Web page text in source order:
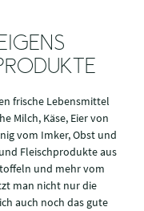
frische Lebensmittel
Milch, Käse, Eier von
vom Imker, Obst und
Fleischprodukte aus
und mehr vom
man nicht nur die
auch noch das gute